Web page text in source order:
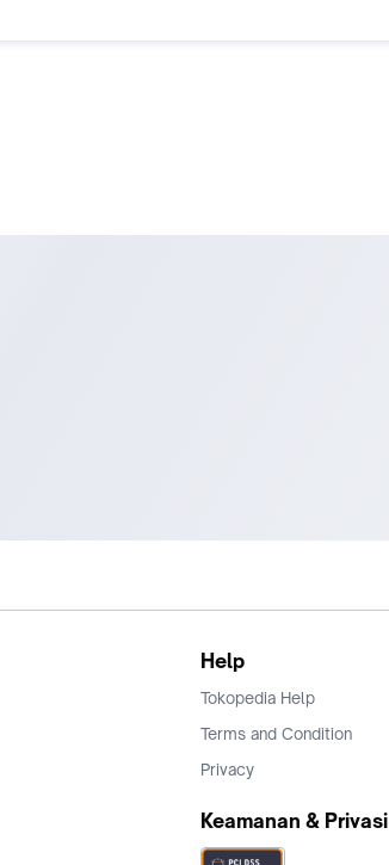
Help
Tokopedia Help
Terms and Condition
Privacy
Keamanan & Privasi